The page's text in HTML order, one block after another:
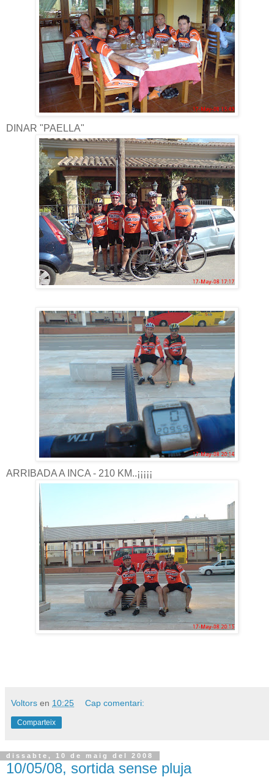
DINAR "PAELLA"
ARRIBADA A INCA - 210 KM..¡¡¡¡¡
Voltors en 10:25 Cap comentari:
Comparteix
dissabte, 10 de maig del 2008
10/05/08, sortida sense pluja